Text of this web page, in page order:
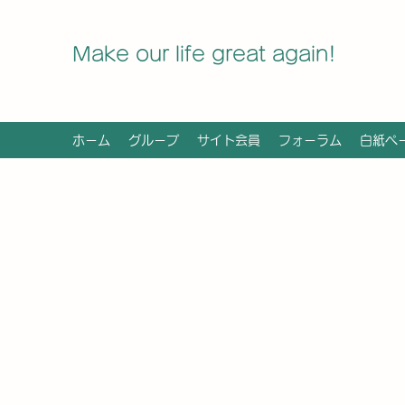
Make our life great again!
ホーム グループ サイト会員 フォーラム 白紙ペ